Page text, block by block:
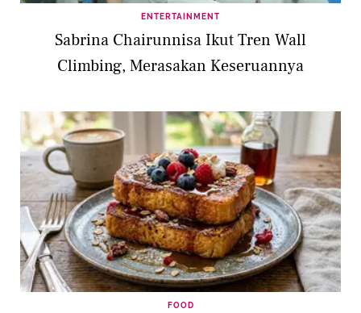
ENTERTAINMENT
Sabrina Chairunnisa Ikut Tren Wall
Climbing, Merasakan Keseruannya
FOOD